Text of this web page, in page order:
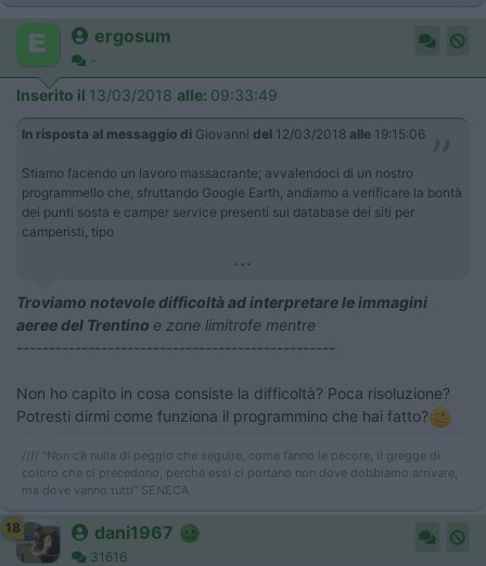
ergosum
-
Inserito il 13/03/2018 alle: 09:33:49
In risposta al messaggio di Giovanni del 12/03/2018 alle 19:15:06
Stiamo facendo un lavoro massacrante; avvalendoci di un nostro
programmello che, sfruttando Google Earth, andiamo a verificare la bontà
dei punti sosta e camper service presenti sui database dei siti per
camperisti, tipo
...
Troviamo notevole difficoltà ad interpretare le immagini
aeree del Trentino e zone limitrofe mentre
-------------------------------------------------
Non ho capito in cosa consiste la difficoltà? Poca risoluzione?
Potresti dirmi come funziona il programmino che hai fatto?
//// "Non c’è nulla di peggio che seguire, come fanno le pecore, il gregge di
coloro che ci precedono, perché essi ci portano non dove dobbiamo arrivare,
ma dove vanno tutti” SENECA
18 dani1967
31616